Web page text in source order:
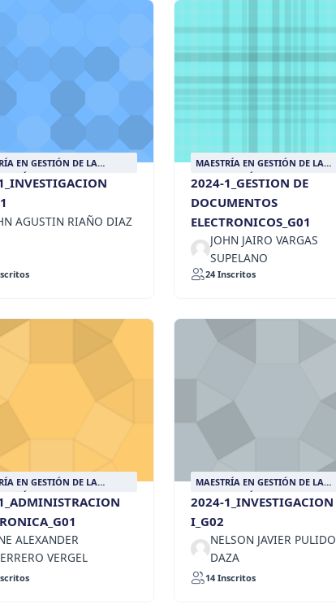
EN GESTIÓN DE LA
DOCUMENTAL
AGUSTIN RIAÑO DIAZ
MAESTRÍA EN GESTIÓN DE LA
INFORMACIÓN DOCUMENTAL
2024-1_GESTION DE
DOCUMENTOS
ELECTRONICOS_G01
JOHN JAIRO VARGAS
SUPELANO
24 Inscritos
EN GESTIÓN DE LA
DOCUMENTAL
ALEXANDER
VERGEL
MAESTRÍA EN GESTIÓN DE LA
INFORMACIÓN DOCUMENTAL
2024-1_INVESTIGACION
I_G02
NELSON JAVIER PULIDO
DAZA
14 Inscritos